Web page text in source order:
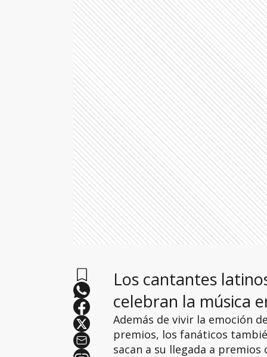
Los cantantes
celebran la música
Además de vivir la emoción
premios, los fanáticos
sacan a su llegada a